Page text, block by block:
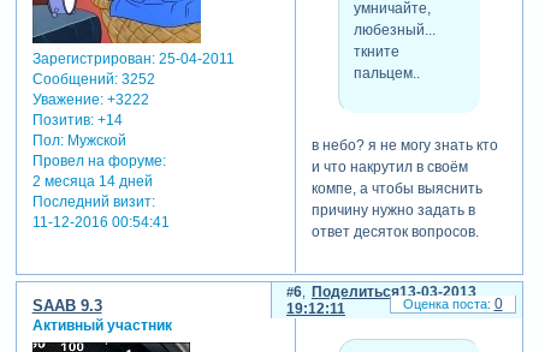
Зарегистрирован: 25-04-2011
Сообщений:3252
Уважение: +3222
Позитив: +14
Пол:Мужской
Провел на форуме:
2 месяца 14 дней
Последний визит:
11-12-2016 00:54:41
умничайте,
любезный...
ткните
пальцем..
в небо? я не могу знать кто
и что накрутил в своём
компе, а чтобы выяснить
причину нужно задать в
ответ десяток вопросов.
Поделиться
6
13-03-2013
19:12:11
SAAB 9.3
Активный участник
0